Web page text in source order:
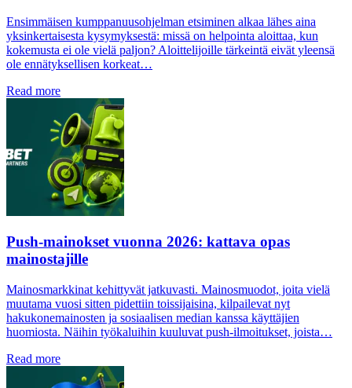
Ensimmäisen kumppanuusohjelman etsiminen alkaa lähes aina
yksinkertaisesta kysymyksestä: missä on helpointa aloittaa, kun
kokemusta ei ole vielä paljon? Aloittelijoille tärkeintä eivät yleensä
ole ennätyksellisen korkeat…
Read more
Push-mainokset vuonna 2026: kattava opas
mainostajille
Mainosmarkkinat kehittyvät jatkuvasti. Mainosmuodot, joita vielä
muutama vuosi sitten pidettiin toissijaisina, kilpailevat nyt
hakukonemainosten ja sosiaalisen median kanssa käyttäjien
huomiosta. Näihin työkaluihin kuuluvat push-ilmoitukset, joista…
Read more